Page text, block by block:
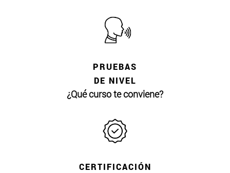
PRUEBAS
DE NIVEL
¿Qué curso te conviene?
CERTIFICACIÓN